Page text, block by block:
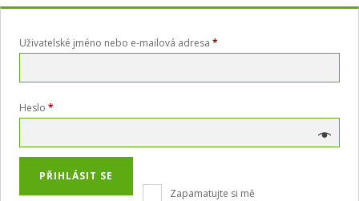
Uživatelské jméno nebo e-mailová adresa *Povinné
Heslo *Povinné
Zapamatujte si mě
PŘIHLÁSIT SE